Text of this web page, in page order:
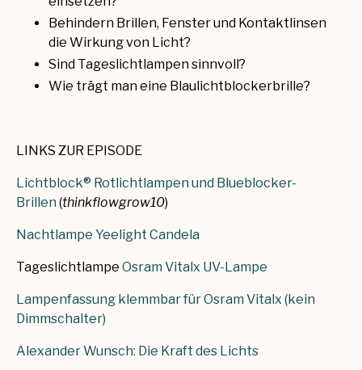
Behindern Brillen, Fenster und Kontaktlinsen
die Wirkung von Licht?
Sind Tageslichtlampen sinnvoll?
Wie trägt man eine Blaulichtblockerbrille?
LINKS ZUR EPISODE
Lichtblock® Rotlichtlampen und Blueblocker-
Brillen (thinkflowgrow10)
Nachtlampe Yeelight Candela
Tageslichtlampe Osram Vitalx UV-Lampe
Lampenfassung klemmbar für Osram Vitalx (kein
Dimmschalter)
Alexander Wunsch: Die Kraft des Lichts